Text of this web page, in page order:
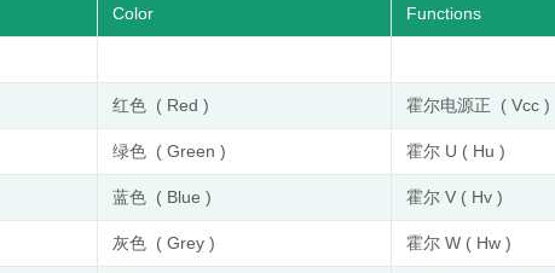
Color
Functions
红色 ( Red ) 霍尔电源正 ( Vcc )
绿色 ( Green ) 霍尔 U ( Hu )
蓝色 ( Blue ) 霍尔 V ( Hv )
灰色 ( Grey ) 霍尔 W ( Hw )